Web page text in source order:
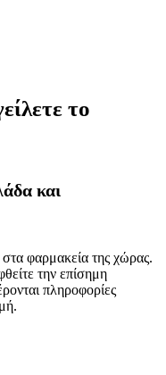
το
και
στα φαρμακεία της χώρας.
την επίσημη
πληροφορίες